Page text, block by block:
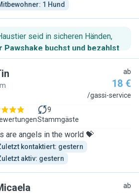
1 Hund
seid in sicheren Händen,
Pawshake buchst und bezahlst.
ab
18 €
/gassi-service
9
Stammgäste
are angels in the world 💝
kontaktiert: gestern
aktiv: gestern
ab